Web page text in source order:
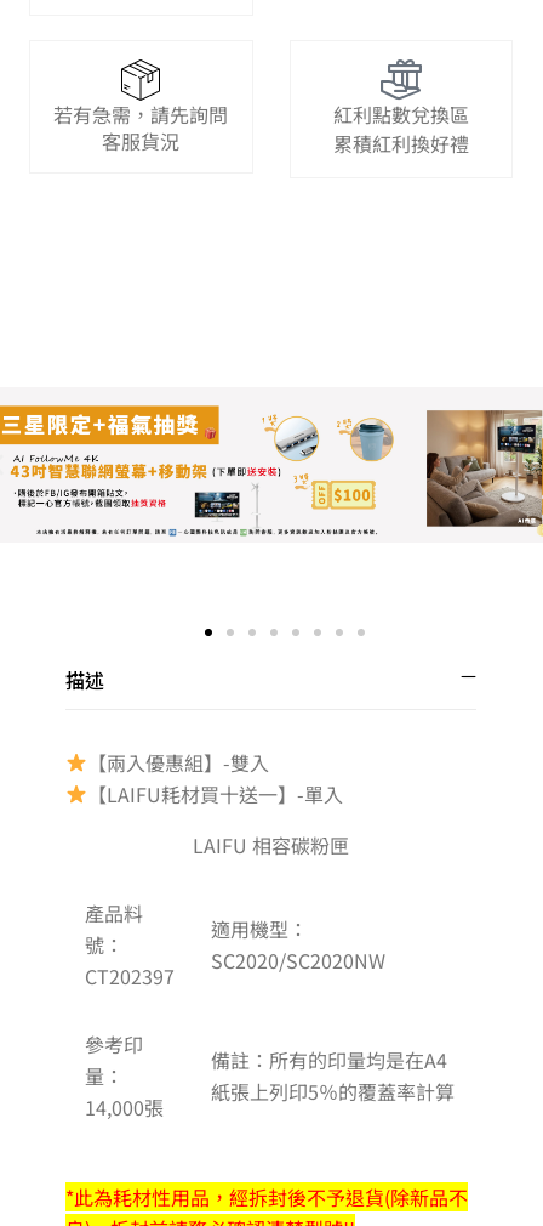
若有急需，請先詢問
客服貨況
紅利點數兌換區
累積紅利換好禮
描述
【兩入優惠組】-雙入
【LAIFU耗材買十送一】-單入
LAIFU 相容碳粉匣
產品料
號：
CT202397
適用機型：
SC2020/SC2020NW
參考印
量：
14,000張
備註：所有的印量均是在A4
紙張上列印5％的覆蓋率計算
*此為耗材性用品，經拆封後不予退貨(除新品不